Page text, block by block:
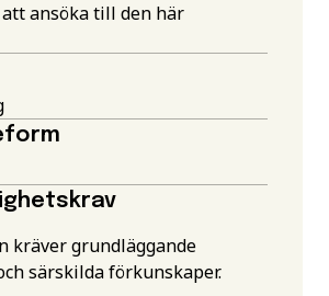
ansöka till den här
kräver grundläggande
särskilda förkunskaper.